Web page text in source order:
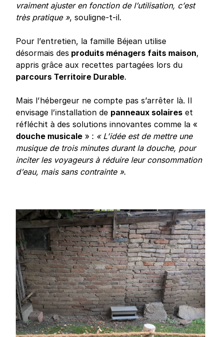
vraiment ajuster en fonction de l’utilisation, c’est
très pratique », souligne-t-il.
Pour l’entretien, la famille Béjean utilise
désormais des produits ménagers faits maison,
appris grâce aux recettes partagées lors du
parcours Territoire Durable.
Mais l’hébergeur ne compte pas s’arrêter là. Il
envisage l’installation de panneaux solaires et
réfléchit à des solutions innovantes comme la «
douche musicale » : « L’idée est de mettre une
musique de trois minutes durant la douche, pour
inciter les voyageurs à réduire leur consommation
d’eau, mais sans contrainte ».